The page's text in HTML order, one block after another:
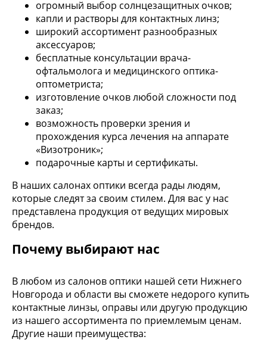
огромный выбор солнцезащитных очков;
капли и растворы для контактных линз;
широкий ассортимент разнообразных
аксессуаров;
бесплатные консультации врача-
офтальмолога и медицинского оптика-
оптометриста;
изготовление очков любой сложности под
заказ;
возможность проверки зрения и
прохождения курса лечения на аппарате
«Визотроник»;
подарочные карты и сертификаты.
В наших салонах оптики всегда рады людям,
которые следят за своим стилем. Для вас у нас
представлена продукция от ведущих мировых
брендов.
Почему выбирают нас
В любом из салонов оптики нашей сети Нижнего
Новгорода и области вы сможете недорого купить
контактные линзы, оправы или другую продукцию
из нашего ассортимента по приемлемым ценам.
Другие наши преимущества: